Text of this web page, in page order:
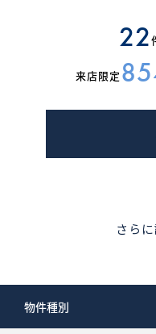
22
来店限定
さら
物件種別